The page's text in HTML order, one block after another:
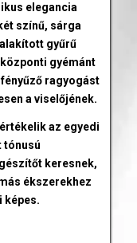
elegancia
színű, sárga
gyűrű
gyémánt
ragyogást
a viselőjének.
az egyedi
tónusú
keresnek,
ékszerekhez
képes.